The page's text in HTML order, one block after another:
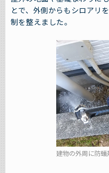
とで、外側からもシロアリ
制を整えました。
建物の外周に防